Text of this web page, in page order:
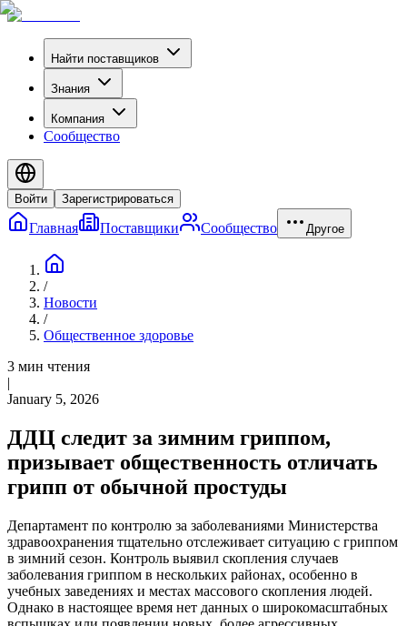
Найти поставщиков
Знания
Компания
Сообщество
Войти Зарегистрироваться
Главная Поставщики Сообщество Другое
/
Новости
/
Общественное здоровье
3 мин чтения
|
January 5, 2026
ДДЦ следит за зимним гриппом,
призывает общественность отличать
грипп от обычной простуды
Департамент по контролю за заболеваниями Министерства
здравоохранения тщательно отслеживает ситуацию с гриппом
в зимний сезон. Контроль выявил скопления случаев
заболевания гриппом в нескольких районах, особенно в
учебных заведениях и местах массового скопления людей.
Однако в настоящее время нет данных о широкомасштабных